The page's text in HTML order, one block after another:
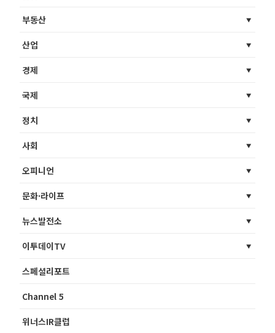
부동산
산업
경제
국제
정치
사회
오피니언
문화·라이프
뉴스발전소
이투데이TV
스페셜리포트
Channel 5
위너스IR클럽